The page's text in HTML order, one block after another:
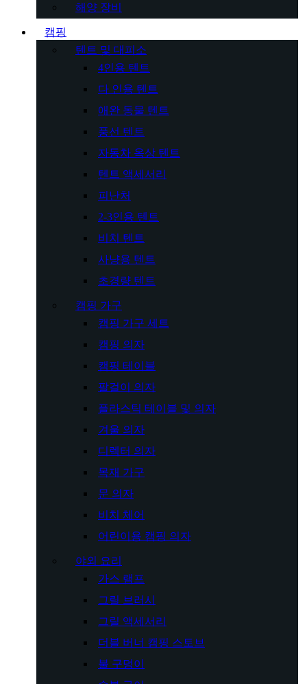
해양 장비
캠핑
텐트 및 대피소
4인용 텐트
다 인용 텐트
애완 동물 텐트
풍선 텐트
자동차 옥상 텐트
텐트 액세서리
피난처
2-3인용 텐트
비치 텐트
사냥용 텐트
초경량 텐트
캠핑 가구
캠핑 가구 세트
캠핑 의자
캠핑 테이블
팔걸이 의자
플라스틱 테이블 및 의자
겨울 의자
디렉터 의자
목재 가구
문 의자
비치 체어
어린이용 캠핑 의자
야외 요리
가스 램프
그릴 브러시
그릴 액세서리
더블 버너 캠핑 스토브
불 구덩이